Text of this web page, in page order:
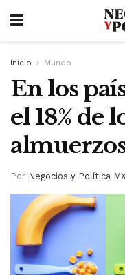
Inicio Mundo
En los
el 18% de
Por Negocios y Política MX